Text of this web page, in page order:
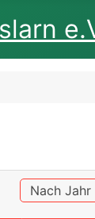
Nach Jahr